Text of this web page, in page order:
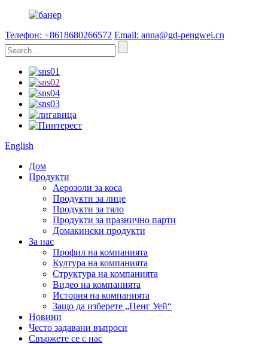
Телефон: +8618680266572 Email: anna@gd-pengwei.cn
English
Дом
Продукти
Аерозоли за коса
Продукти за лице
Продукти за тяло
Продукти за празнично парти
Домакински продукти
За нас
Профил на компанията
Култура на компанията
Структура на компанията
Видео на компанията
История на компанията
Защо да изберете „Пенг Уей“
Новини
Често задавани въпроси
Свържете се с нас